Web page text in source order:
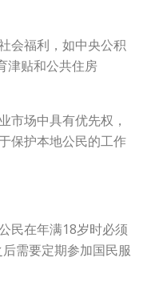
会福利，如中央公积
津贴和公共住房
市场中具有优先权，
保护本地公民的工作
民在年满18岁时必须
需要定期参加国民服